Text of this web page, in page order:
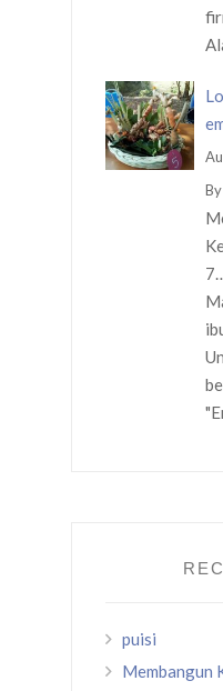
By
puisi
Membangun